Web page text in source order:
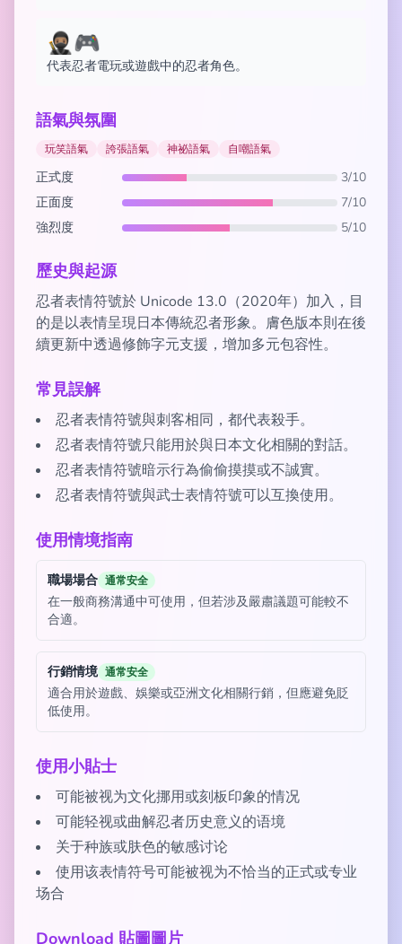
🥷🏽🎮
代表忍者電玩或遊戲中的忍者角色。
語氣與氛圍
玩笑語氣 誇張語氣 神祕語氣 自嘲語氣
正式度
3/10
正面度
7/10
強烈度
5/10
歷史與起源
忍者表情符號於 Unicode 13.0（2020年）加入，目
的是以表情呈現日本傳統忍者形象。膚色版本則在後
續更新中透過修飾字元支援，增加多元包容性。
常見誤解
忍者表情符號與刺客相同，都代表殺手。
忍者表情符號只能用於與日本文化相關的對話。
忍者表情符號暗示行為偷偷摸摸或不誠實。
忍者表情符號與武士表情符號可以互換使用。
使用情境指南
職場場合 通常安全
在一般商務溝通中可使用，但若涉及嚴肅議題可能較不
合適。
行銷情境 通常安全
適合用於遊戲、娛樂或亞洲文化相關行銷，但應避免貶
低使用。
使用小貼士
可能被视为文化挪用或刻板印象的情况
可能轻视或曲解忍者历史意义的语境
关于种族或肤色的敏感讨论
使用该表情符号可能被视为不恰当的正式或专业
场合
Download 貼圖圖片